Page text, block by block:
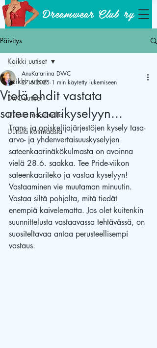
Dreamwear Club ry
Päivitys
Kaikki uutiset
DwC-uutiset
Uutisia maailmalta
Uutisia kotimaasta
Kaikki uutiset
Vielä ehdit vastata
sateenkaarikyselyyn...
AnuKatariina DWC
27.6.2025 1 min käytetty lukemiseen
Trans- ja opiskelijajärjestöjen kysely tasa-
arvo- ja yhdenvertaisuuskyselyjen
sateenkaarinäkökulmasta on avoinna
vielä 28.6. saakka. Tee Pride-viikon
sateenkaariteko ja vastaa kyselyyn!
Vastaaminen vie muutaman minuutin.
Vastaa siltä pohjalta, mitä tiedät
enempiä kaivelematta. Jos olet kuitenkin
suunnittelusta vastaavassa tehtävässä, on
suositeltavaa antaa perusteellisempi
vastaus.